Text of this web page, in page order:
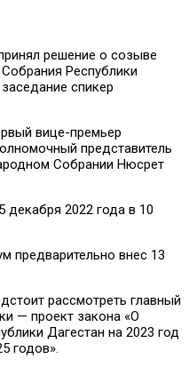
решение о созыве
Республики
спикер
вице-премьер
представитель
Собрании Нюсрет
декабря 2022 года в 10
предварительно внес 13
рассмотреть главный
— проект закона «О
Дагестан на 2023 год
годов».